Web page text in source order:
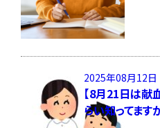
2025年08月12日
【8月21日は献
らい知ってます